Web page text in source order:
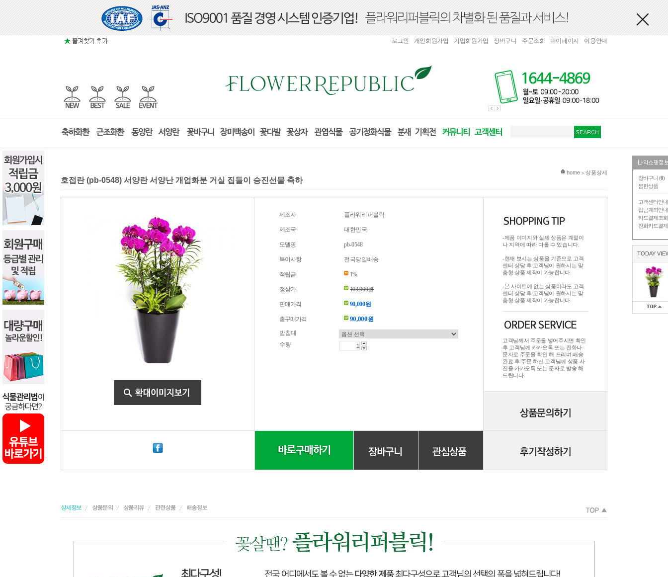
장바구니 (0)
찜한상품
고객센터안내
입금계좌안내
카드결제조회
전화카드결제
TODAY
로그인 개인회원가입 기업회원가입 장바구니 주문조회 마이페이지 이용안내
현재 위치
home > 상품상세
호접란 (pb-0548) 서양란 서양난 개업화분 거실 집들이 승진선물 축하
제조사 플라워리퍼블릭
제조국 대한민국
모델명 pb-0548
특이사항 전국당일배송
적립금 1%
정상가 103,000원
판매가격 90,000원
총구매가격 90,000원
받침대
수량
-제품 이미지와 실제 상품은 계절이
나 지역에 따라 다를 수 있습니다.
-현재 보시는 상품을 기준으로 고객
센터 상담 후 고객님이 원하시는 맞
춤형 상품 제작이 가능합니다.
-본 사이트에 없는 상품이라도 고객
센터 상담 후 고객님이 원하시는 맞
춤형 상품 제작이 가능합니다.
고객님께서 주문을 넣어주시면 확인
후 고객님께 카카오톡 또는 전화나
문자로 주문을 확인 해 드리며.배송
완료 후 주문 하신 고객님께 상품 사
진을 카카오톡 또는 문자로 발송 해
드립니다.